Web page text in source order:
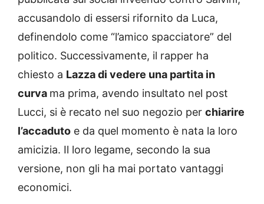
accusandolo di essersi rifornito da Luca,
definendolo come “l’amico spacciatore” del
politico. Successivamente, il rapper ha
chiesto a Lazza di vedere una partita in
curva ma prima, avendo insultato nel post
Lucci, si è recato nel suo negozio per chiarire
l’accaduto e da quel momento è nata la loro
amicizia. Il loro legame, secondo la sua
versione, non gli ha mai portato vantaggi
economici.